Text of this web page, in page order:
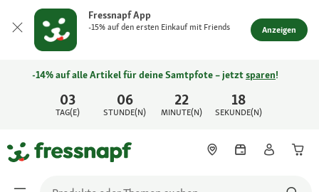
Fressnapf App
-15% auf den ersten Einkauf mit Friends Anzeigen
03
TAG(E)
06
STUNDE(N)
22
MINUTE(N)
18
SEKUNDE(N)
-14% auf alle Artikel für deine Samtpfote – jetztsparen!